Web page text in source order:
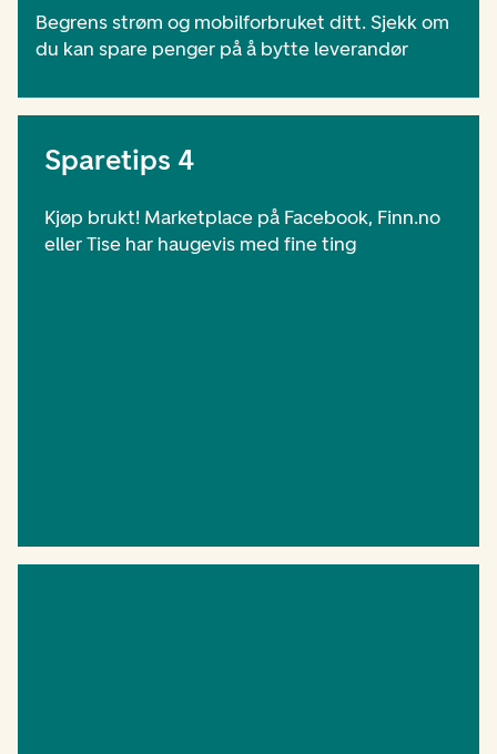
Begrens strøm og mobilforbruket ditt. Sjekk om
du kan spare penger på å bytte leverandør
Sparetips 4
Kjøp brukt! Marketplace på Facebook, Finn.no
eller Tise har haugevis med fine ting